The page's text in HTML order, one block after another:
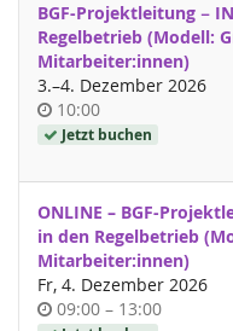
BGF-Projektleitung −
Regelbetrieb (Modell:
Mitarbeiter:innen)
3.–bis
4. Dezember 2026
Uhrzeit
10:00
Jetzt buchen
ONLINE – BGF-
in den Regelbetrieb
Mitarbeiter:innen)
Fr, 4. Dezember 2026
Uhrzeit
09:00 –bis
13:00